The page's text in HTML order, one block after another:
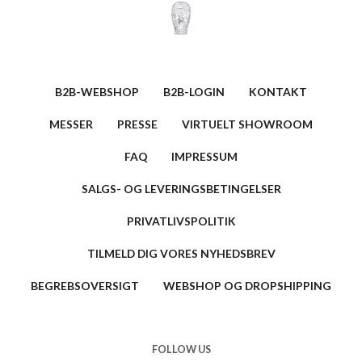
B2B-WEBSHOP B2B-LOGIN KONTAKT
MESSER PRESSE VIRTUELT SHOWROOM
FAQ IMPRESSUM
SALGS- OG LEVERINGSBETINGELSER
PRIVATLIVSPOLITIK
TILMELD DIG VORES NYHEDSBREV
BEGREBSOVERSIGT WEBSHOP OG DROPSHIPPING
FOLLOW US